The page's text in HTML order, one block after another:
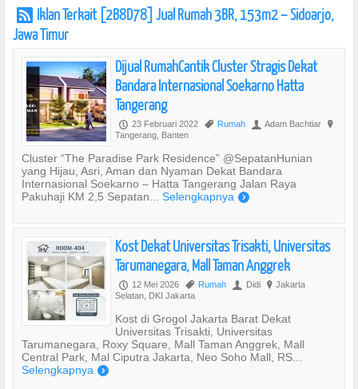
r Iklan Terkait [2B8D78] Jual Rumah 3BR, 153m2 – Sidoarjo,
Jawa Timur
Dijual RumahCantik Cluster Stragis Dekat
Bandara Internasional Soekarno Hatta
Tangerang
P 23 Februari 2022 , Rumah U Adam Bachtiar ?
Tangerang, Banten
Cluster “The Paradise Park Residence” @SepatanHunian
yang Hijau, Asri, Aman dan Nyaman Dekat Bandara
Internasional Soekarno – Hatta Tangerang Jalan Raya
Pakuhaji KM 2,5 Sepatan... Selengkapnya )
Kost Dekat Universitas Trisakti, Universitas
Tarumanegara, Mall Taman Anggrek
P 12 Mei 2026 , Rumah U Didi ? Jakarta
Selatan, DKI Jakarta
Kost di Grogol Jakarta Barat Dekat
Universitas Trisakti, Universitas
Tarumanegara, Roxy Square, Mall Taman Anggrek, Mall
Central Park, Mal Ciputra Jakarta, Neo Soho Mall, RS...
Selengkapnya )